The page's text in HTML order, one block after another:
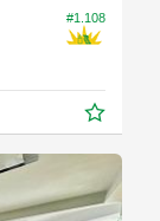
#1.108